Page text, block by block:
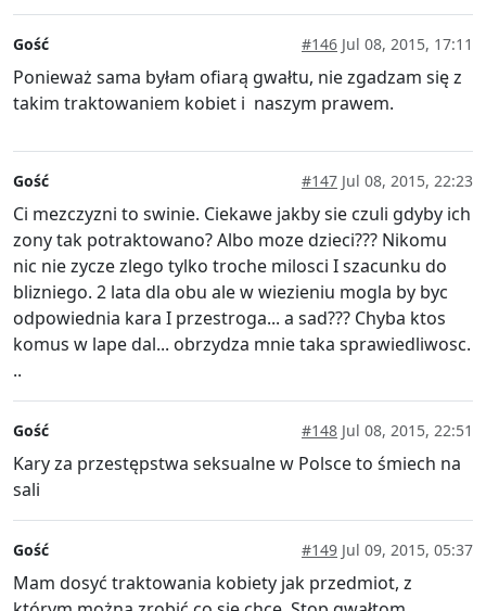
Gość #146 Jul 08, 2015, 17:11
Ponieważ sama byłam ofiarą gwałtu, nie zgadzam się z
takim traktowaniem kobiet i naszym prawem.
Gość #147 Jul 08, 2015, 22:23
Ci mezczyzni to swinie. Ciekawe jakby sie czuli gdyby ich
zony tak potraktowano? Albo moze dzieci??? Nikomu
nic nie zycze zlego tylko troche milosci I szacunku do
blizniego. 2 lata dla obu ale w wiezieniu mogla by byc
odpowiednia kara I przestroga... a sad??? Chyba ktos
komus w lape dal... obrzydza mnie taka sprawiedliwosc.
..
Gość #148 Jul 08, 2015, 22:51
Kary za przestępstwa seksualne w Polsce to śmiech na
sali
Gość #149 Jul 09, 2015, 05:37
Mam dosyć traktowania kobiety jak przedmiot, z